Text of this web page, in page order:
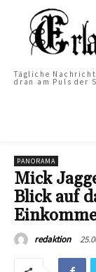
Tägliche
dran am Puls der
PANORAMA
Mick
Blick auf
redaktion